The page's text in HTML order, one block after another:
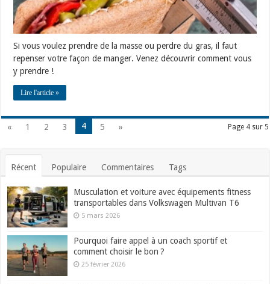
Si vous voulez prendre de la masse ou perdre du gras, il faut
repenser votre façon de manger. Venez découvrir comment vous
y prendre !
Lire l'article »
Page 4 sur 5
« 1 2 3 4 5 »
Récent Populaire Commentaires Tags
Musculation et voiture avec équipements fitness
transportables dans Volkswagen Multivan T6
5 mars 2026
Pourquoi faire appel à un coach sportif et
comment choisir le bon ?
25 février 2026